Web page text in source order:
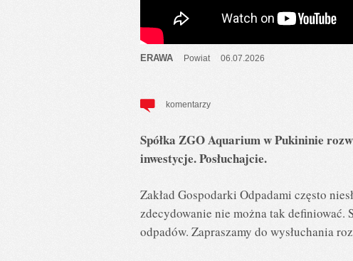
ERAWA Powiat 06.07.2026
komentarzy
Spółka ZGO Aquarium w Pukininie
inwestycje. Posłuchajcie.
Zakład Gospodarki Odpadami często
zdecydowanie nie można tak definiować.
odpadów. Zapraszamy do wysłuchania